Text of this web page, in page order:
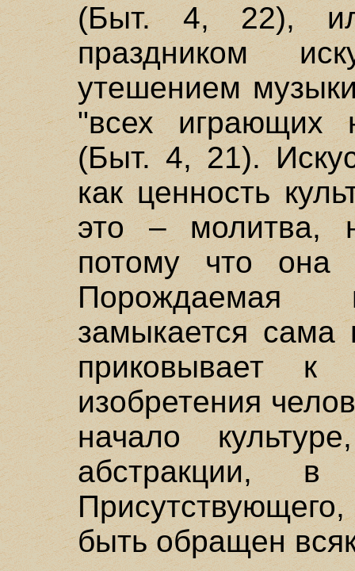
(Быт. 4, 22),
праздником
утешением
"всех играющих
(Быт. 4, 21).
как ценность
это – молитва,
потому что
Порождаемая
замыкается
приковывает к
изобретения
начало
абстракции,
быть обращен